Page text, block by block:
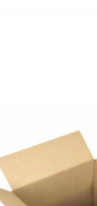
AJOUTER AU